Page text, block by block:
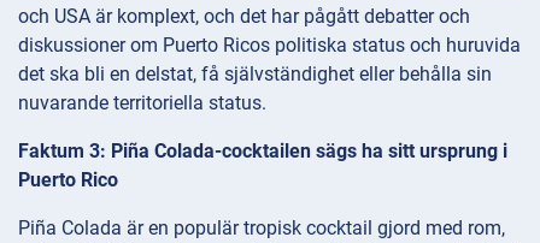
och USA är komplext, och det har pågått debatter och
diskussioner om Puerto Ricos politiska status och huruvida
det ska bli en delstat, få självständighet eller behålla sin
nuvarande territoriella status.
Faktum 3: Piña Colada-cocktailen sägs ha sitt ursprung i
Puerto Rico
Piña Colada är en populär tropisk cocktail gjord med rom,